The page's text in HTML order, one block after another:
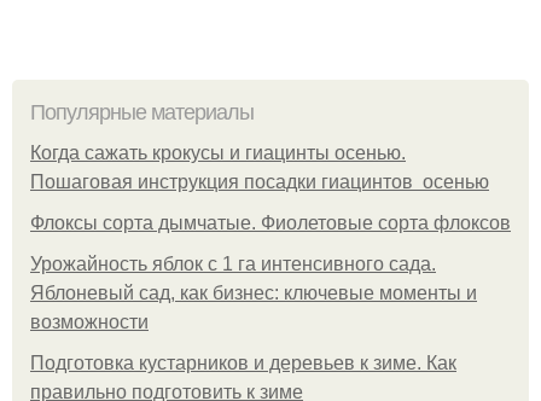
Популярные материалы
Когда сажать крокусы и гиацинты осенью.
Пошаговая инструкция посадки гиацинтов осенью
Флоксы сорта дымчатые. Фиолетовые сорта флоксов
Урожайность яблок с 1 га интенсивного сада.
Яблоневый сад, как бизнес: ключевые моменты и
возможности
Подготовка кустарников и деревьев к зиме. Как
правильно подготовить к зиме